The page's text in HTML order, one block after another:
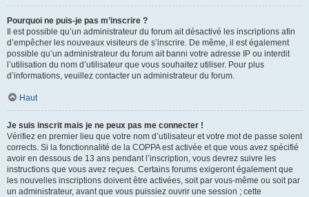
Pourquoi ne puis-je pas m’inscrire ?
Il est possible qu’un administrateur du forum ait désactivé les inscriptions afin
d’empêcher les nouveaux visiteurs de s’inscrire. De même, il est également
possible qu’un administrateur du forum ait banni votre adresse IP ou interdit
l’utilisation du nom d’utilisateur que vous souhaitez utiliser. Pour plus
d’informations, veuillez contacter un administrateur du forum.
Haut
Je suis inscrit mais je ne peux pas me connecter !
Vérifiez en premier lieu que votre nom d’utilisateur et votre mot de passe soient
corrects. Si la fonctionnalité de la COPPA est activée et que vous avez spécifié
avoir en dessous de 13 ans pendant l’inscription, vous devrez suivre les
instructions que vous avez reçues. Certains forums exigeront également que
les nouvelles inscriptions doivent être activées, soit par vous-même ou soit par
un administrateur, avant que vous puissiez ouvrir une session ; cette